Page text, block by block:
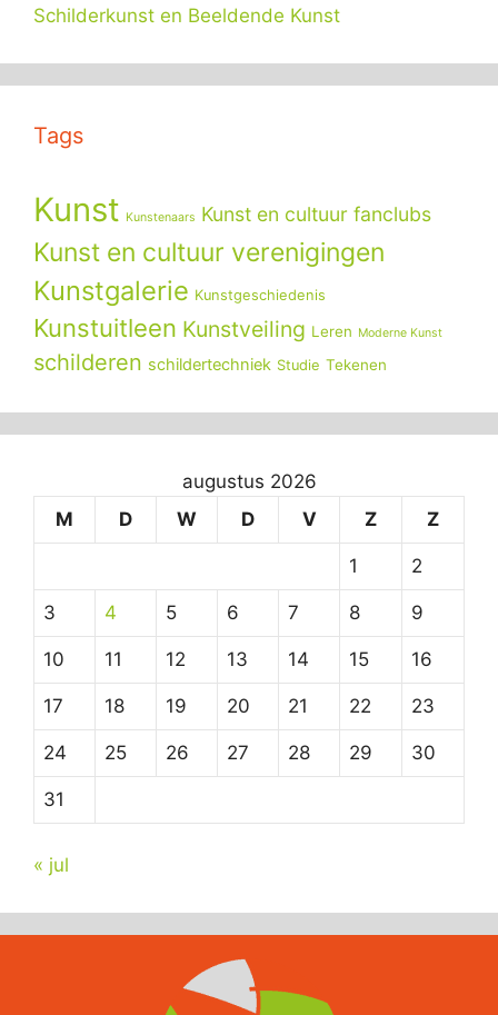
Schilderkunst en Beeldende Kunst
Tags
Kunst Kunstenaars Kunst en cultuur fanclubs
Kunst en cultuur verenigingen
Kunstgalerie Kunstgeschiedenis
Kunstuitleen Kunstveiling Leren Moderne Kunst
schilderen schildertechniek Studie Tekenen
augustus 2026
M
D W D V Z Z
1 2
3 4 5 6 7 8 9
10 11 12 13 14 15 16
17 18 19 20 21 22 23
24 25 26 27 28 29 30
31
« jul